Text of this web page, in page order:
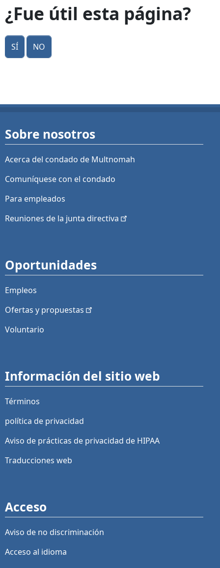
¿Fue útil esta página?
Sí No
Sobre nosotros
Acerca del condado de Multnomah
Comuníquese con el condado
Para empleados
Reuniones de la junta directiva
Oportunidades
Empleos
Ofertas y propuestas
Voluntario
Información del sitio web
Términos
política de privacidad
Aviso de prácticas de privacidad de HIPAA
Traducciones web
Acceso
Aviso de no discriminación
Acceso al idioma